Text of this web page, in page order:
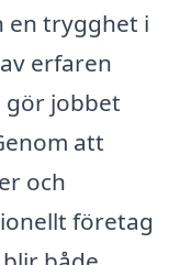
en trygghet i
erfaren
gör jobbet
att
och
företag